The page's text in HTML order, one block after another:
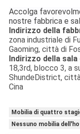
Accolga
nostre fabbrica e
Indirizzo della
zona industriale di
Gaoming, città di
Indirizzo della
18,3rd, blocco 3, a
ShundeDistrict,
Cina
Mobilia di quattro
Nessuno mobilia